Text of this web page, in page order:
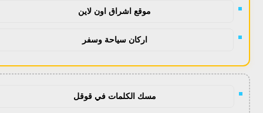
موقع اشراق اون لاين
اركان سياحة وسفر
مسك الكلمات في قوقل